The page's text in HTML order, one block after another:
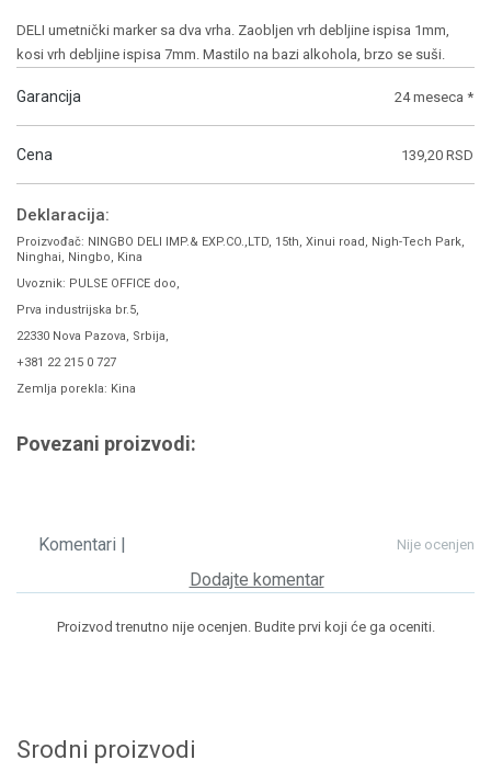
DELI umetnički marker sa dva vrha. Zaobljen vrh debljine ispisa 1mm,
kosi vrh debljine ispisa 7mm. Mastilo na bazi alkohola, brzo se suši.
Garancija 24 meseca *
Cena 139,20 RSD
Deklaracija:
Proizvođač: NINGBO DELI IMP.& EXP.CO.,LTD, 15th, Xinui road, Nigh-Tech Park,
Ninghai, Ningbo, Kina
Uvoznik: PULSE OFFICE doo,
Prva industrijska br.5,
22330 Nova Pazova, Srbija,
+381 22 215 0 727
Zemlja porekla: Kina
Povezani proizvodi:
Nije ocenjen
Komentari |
Dodajte komentar
Proizvod trenutno nije ocenjen. Budite prvi koji će ga oceniti.
Srodni proizvodi